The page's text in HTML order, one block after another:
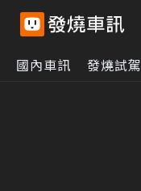
國內車訊 發燒試駕